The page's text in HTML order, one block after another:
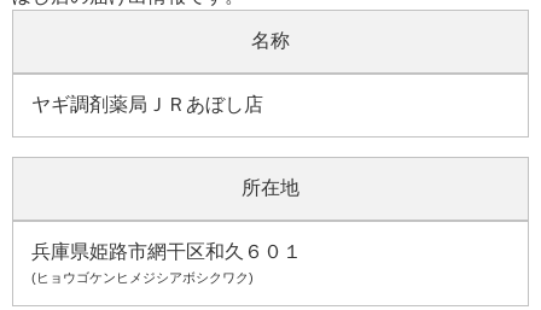
名称
ヤギ調剤薬局ＪＲあぼし店
所在地
兵庫県姫路市網干区和久６０１
(ヒョウゴケンヒメジシアボシクワク)